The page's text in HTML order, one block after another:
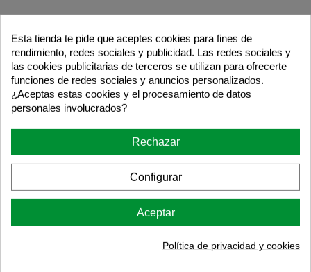
4.7 / 5- 13opiniones
Añadir al Carrito
Esta tienda te pide que aceptes cookies para fines de
rendimiento, redes sociales y publicidad. Las redes sociales y
las cookies publicitarias de terceros se utilizan para ofrecerte
funciones de redes sociales y anuncios personalizados.
¿Aceptas estas cookies y el procesamiento de datos
personales involucrados?
Rechazar
Configurar
Aceptar
Política de privacidad y cookies